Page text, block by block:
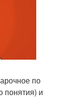
по
понятия) и